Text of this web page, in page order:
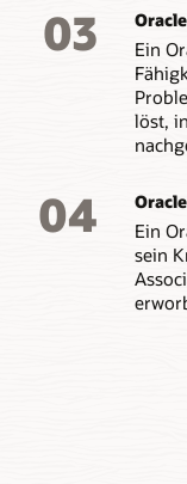
03
Ein
löst,
04
Ein
sein